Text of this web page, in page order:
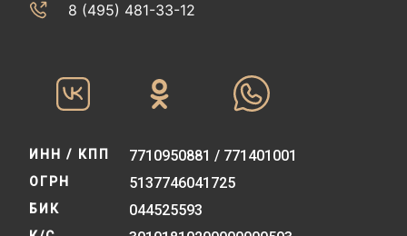
8 (495) 481-33-12‬‬
ИНН / КПП 7710950881 / 771401001
ОГРН 5137746041725
БИК 044525593